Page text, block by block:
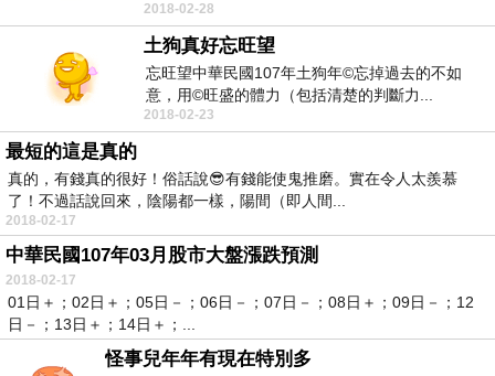
有...
2018-02-28
土狗真好忘旺望
忘旺望中華民國107年土狗年©忘掉過去的不如
意，用©旺盛的體力（包括清楚的判斷力...
2018-02-23
最短的這是真的
真的，有錢真的很好！俗話說😎有錢能使鬼推磨。實在令人太羨慕
了！不過話說回來，陰陽都一樣，陽間（即人間...
2018-02-17
中華民國107年03月股市大盤漲跌預測
2018-02-17
01日＋；02日＋；05日－；06日－；07日－；08日＋；09日－；12
日－；13日＋；14日＋；...
怪事兒年年有現在特別多